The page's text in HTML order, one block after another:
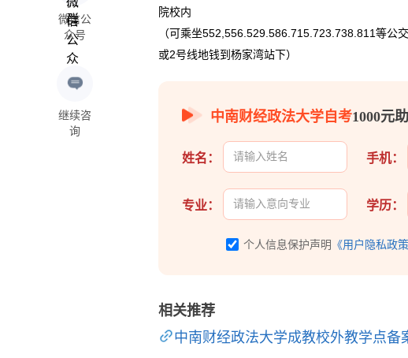
微信公
众号
继续咨
询
院校内
（可乘坐552,556.529.586.715.723.738.811等公
或2号线地钱到杨家湾站下）
中南财经政法大学自考1000元
姓名： 手机：
专业： 学历：
个人信息保护声明 《用户隐私政策
相关推荐
中南财经政法大学成教校外教学点备